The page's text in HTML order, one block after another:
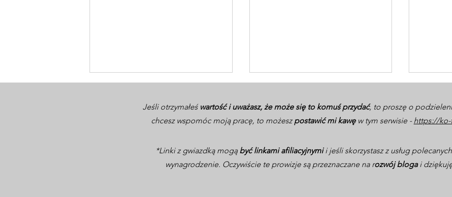
Aspire & Inspire –
Ruszam w trasę dla życia!
9
Jeśli otrzymałeś wartość i uważasz, że może się to komuś przydać, to proszę o
chcesz wspomóc moją pracę, to możesz postawić mi kawęw tym serwisie - https://
*Linki z gwiazdką mogą być linkami afiliacyjnymii jeśli skorzystasz z usług
wynagrodzenie. Oczywiście te prowizje są przeznaczane na rozwój blogai